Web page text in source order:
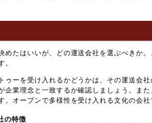
めたはいいが、どの運送会社を選ぶべきか
。
ゥーを受け入れるかどうかは、その運送会
企業理念と一致するか確認しましょう。ま
。オープンで多様性を受け入れる文化の会
の特徴